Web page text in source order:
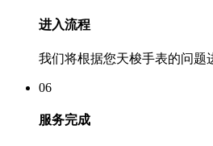
进入流程
我们将根据您天梭手表的问题
06
服务完成